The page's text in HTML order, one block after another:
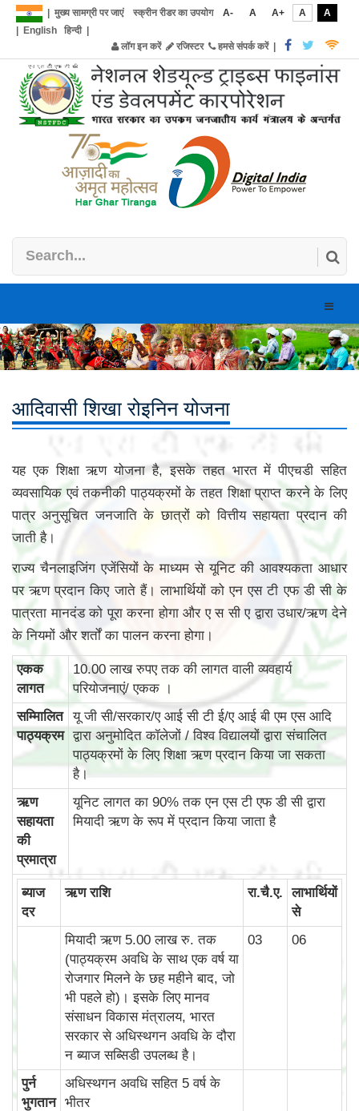
मुख्य सामग्री पर जाएं स्क्रीन रीडर का उपयोग A- A A+ A
A
English हिन्दी|
लॉग इन करें
रजिस्टर हमसे संपर्क करें|
Toggle
आदिवासी शिखा रोइनिन योजना
यह एक शिक्षा ऋण योजना है, इसके तहत भारत में पीएचडी सहित
व्यवसायिक एवं तकनीकी पाठ्यक्रमों के तहत शिक्षा प्राप्त करने के लिए
पात्र अनुसूचित जनजाति के छात्रों को वित्तीय सहायता प्रदान की
जाती है।
राज्य चैनलाइजिंग एजेंसियों के माध्यम से यूनिट की आवश्यकता आधार
पर ऋण प्रदान किए जाते हैं। लाभार्थियों को एन एस टी एफ डी सी के
पात्रता मानदंड को पूरा करना होगा और ए स सी ए द्वारा उधार/ऋण देने
के नियमों और शर्तों का पालन करना होगा।
एकक
लागत
10.00 लाख रुपए तक की लागत वाली व्यवहार्य
परियोजनाएं/ एकक ।
सम्मिालित
पाठ्यक्रम
यू जी सी/सरकार/ए आई सी टी ई/ए आई बी एम एस आदि
द्वारा अनुमोदित कॉलेजों / विश्व विद्यालयों द्वारा संचालित
पाठ्यक्रमों के लिए शिक्षा ऋण प्रदान किया जा सकता
है।
ऋण
सहायता
की
प्रमात्रा
यूनिट लागत का 90% तक एन एस टी एफ डी सी द्वारा
मियादी ऋण के रूप में प्रदान किया जाता है
ब्‍याज
दर
ऋण राशि रा.चै.ए.
लाभार्थियों
से
मियादी ऋण 5.00 लाख रु. तक
(पाठ्यक्रम अवधि के साथ एक वर्ष या
रोजगार मिलने के छह महीने बाद, जो
भी पहले हो)। इसके लिए मानव
संसाधन विकास मंत्रालय, भारत
सरकार से अधिस्थगन अवधि के दौरा
न ब्याज सब्सिडी उपलब्‍ध है।
03 06
पुर्न
भुगतान
अधिस्‍थगन अवधि सहित 5 वर्ष के
भीतर